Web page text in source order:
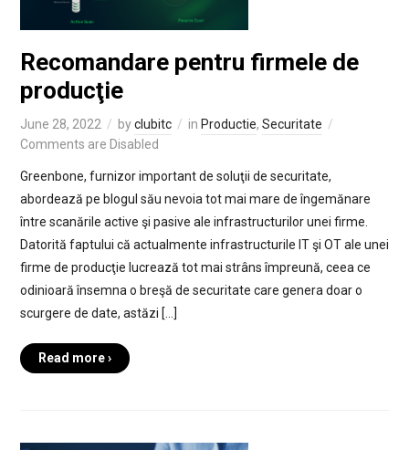
Recomandare pentru firmele de
producţie
June 28, 2022 byclubitc in Productie, Securitate
Comments are Disabled
Greenbone, furnizor important de soluţii de securitate,
abordează pe blogul său nevoia tot mai mare de îngemănare
între scanările active şi pasive ale infrastructurilor unei firme.
Datorită faptului că actualmente infrastructurile IT şi OT ale unei
firme de producţie lucrează tot mai strâns împreună, ceea ce
odinioară însemna o breşă de securitate care genera doar o
scurgere de date, astăzi […]
Read more ›